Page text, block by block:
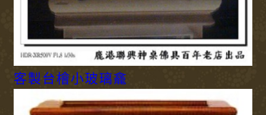
客製台檜小玻璃龕